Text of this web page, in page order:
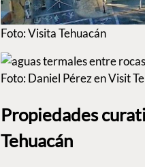
Foto: Visita Tehuacán
Foto: Daniel Pérez en Visit
Propiedades
Tehuacán